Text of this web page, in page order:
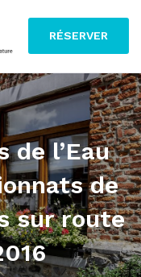
RÉSERVER
de l’Eau
de
sur route